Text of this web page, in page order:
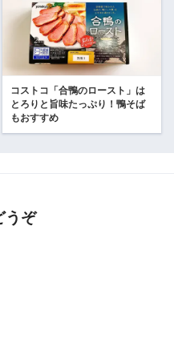
コストコ「合鴨のロースト」は
とろりと旨味たっぷり！鴨そば
もおすすめ
うぞ